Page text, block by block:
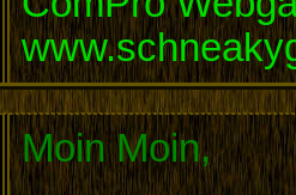
Moin Moin,